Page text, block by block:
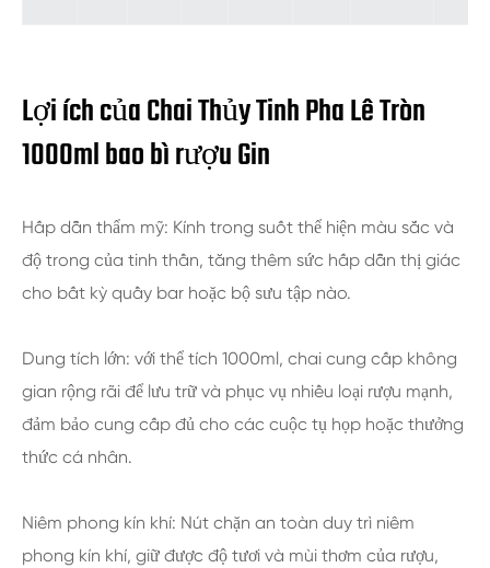
Lợi ích của Chai Thủy Tinh Pha Lê Tròn
1000ml bao bì rượu Gin
Hấp dẫn thẩm mỹ: Kính trong suốt thể hiện màu sắc và
độ trong của tinh thần, tăng thêm sức hấp dẫn thị giác
cho bất kỳ quầy bar hoặc bộ sưu tập nào.
Dung tích lớn: với thể tích 1000ml, chai cung cấp không
gian rộng rãi để lưu trữ và phục vụ nhiều loại rượu mạnh,
đảm bảo cung cấp đủ cho các cuộc tụ họp hoặc thưởng
thức cá nhân.
Niêm phong kín khí: Nút chặn an toàn duy trì niêm
phong kín khí, giữ được độ tươi và mùi thơm của rượu,